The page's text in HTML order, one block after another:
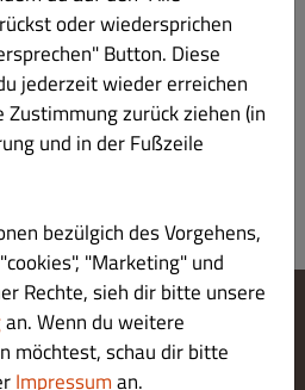
Udon Nudeln und Gemüse in
scharf
oder wiedersprichen
Button. Diese
jederzeit wieder erreichen
zurück ziehen (in
und in der Fußzeile
bezülgich des Vorgehens,
"Marketing" und
Rechte, sieh dir bitte unsere
an. Wenn du weitere
möchtest, schau dir bitte
Impressuman.